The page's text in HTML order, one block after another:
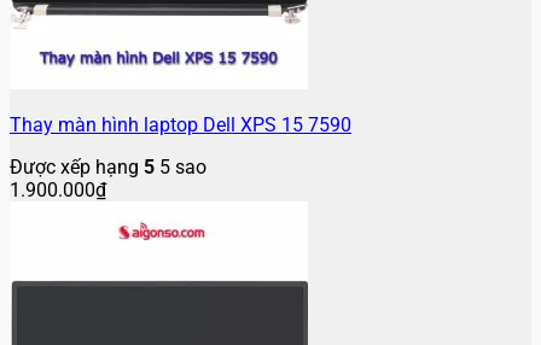
Thay màn hình laptop Dell XPS 15 7590
Được xếp hạng 5 5 sao
1.900.000₫